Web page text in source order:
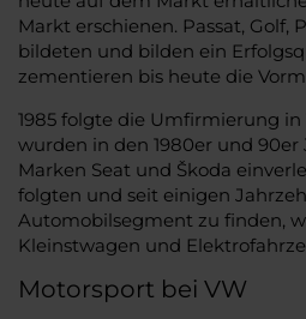
Markt erschienen. Passat, Golf,
bildeten und bilden ein
zementieren bis heute die
1985 folgte die Umfirmierung in
wurden in den 1980er und
Marken Seat und Škoda
folgten und seit einigen
Automobilsegment zu finden,
Kleinstwagen und
Motorsport bei VW